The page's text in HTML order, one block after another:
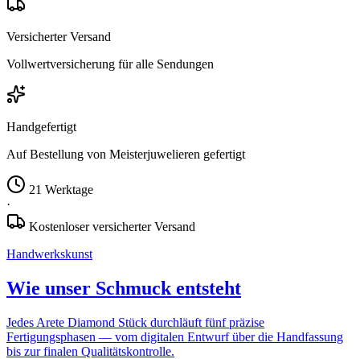
Versicherter Versand
Vollwertversicherung für alle Sendungen
Handgefertigt
Auf Bestellung von Meisterjuwelieren gefertigt
21 Werktage
·
Kostenloser versicherter Versand
Handwerkskunst
Wie unser Schmuck entsteht
Jedes Arete Diamond Stück durchläuft fünf präzise
Fertigungsphasen — vom digitalen Entwurf über die Handfassung
bis zur finalen Qualitätskontrolle.